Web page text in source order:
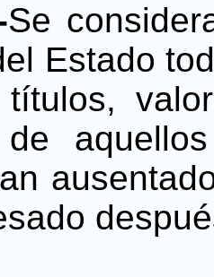
Se
Estado
títulos,